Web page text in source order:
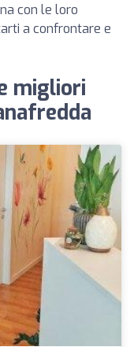
con le loro
a confrontare e
migliori